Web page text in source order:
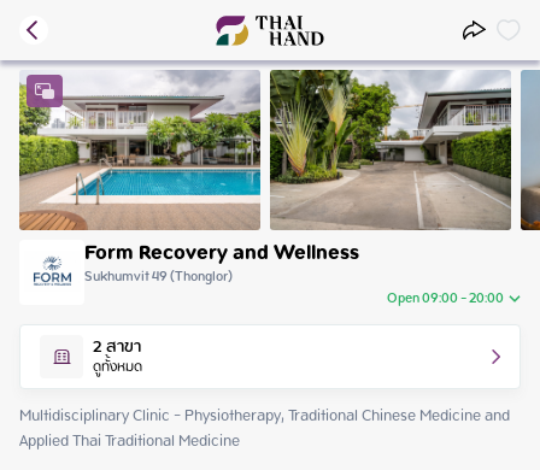
Form Recovery and Wellness
Sukhumvit 49 (Thonglor)
Open 09:00 - 20:00
Friday 09:00 - 20:00
Saturday 09:00 - 18:00
Sunday 09:00 - 18:00
Monday 09:00 - 20:00
Tuesday
2สาขา
ดูทั้งหมด
Multidisciplinary Clinic - Physiotherapy, Traditional Chinese Medicine and
Applied Thai Traditional Medicine